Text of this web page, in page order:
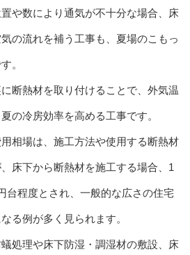
や数により通気が不十分な場合、床
の流れを補う工事も、夏場のこもっ
。
断熱材を取り付けることで、外気温
の冷房効率を高める工事です。
相場は、施工方法や使用する断熱材
床下から断熱材を施工する場合、1
台程度とされ、一般的な広さの住宅
る例が多く見られます。
処理や床下防湿・調湿材の敷設、床